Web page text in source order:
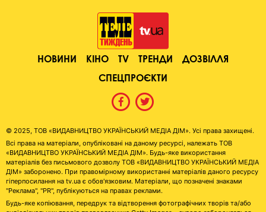
НОВИНИ КІНО TV ТРЕНДИ
ДОЗВІЛЛЯ
СПЕЦПРОЄКТИ
© 2025, ТОВ «ВИДАВНИЦТВО УКРАЇНСЬКИЙ МЕДІА ДІМ». Усі права захищені.
Всі права на матеріали, опубліковані на даному ресурсі, належать ТОВ
«ВИДАВНИЦТВО УКРАЇНСЬКИЙ МЕДІА ДІМ». Будь-яке використання
матеріалів без письмового дозволу ТОВ «ВИДАВНИЦТВО УКРАЇНСЬКИЙ МЕДІА
ДІМ» заборонено. При правомірному використанні матеріалів даного ресурсу
гіперпосилання на tv.ua є обов'язковим. Матеріали, що позначені знаками
"Реклама", "PR", публікуються на правах реклами.
Будь-яке копіювання, передрук та відтворення фотографічних творів та/або